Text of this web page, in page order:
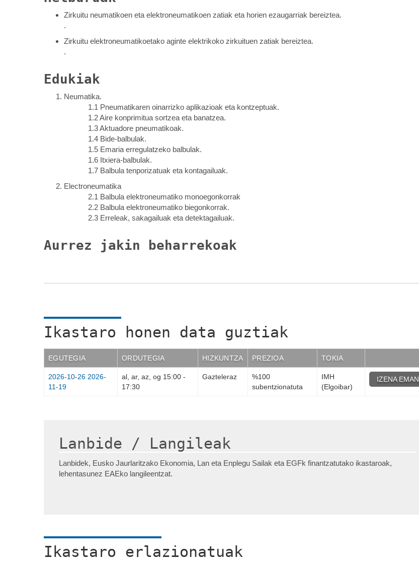
Zirkuitu neumatikoen eta elektroneumatikoen zatiak eta horien ezaugarriak bereiztea.
.
Zirkuitu elektroneumatikoetako aginte elektrikoko zirkuituen zatiak bereiztea.
.
Edukiak
Neumatika.
1.1 Pneumatikaren oinarrizko aplikazioak eta kontzeptuak.
1.2 Aire konprimitua sortzea eta banatzea.
1.3 Aktuadore pneumatikoak.
1.4 Bide-balbulak.
1.5 Emaria erregulatzeko balbulak.
1.6 Itxiera-balbulak.
1.7 Balbula tenporizatuak eta kontagailuak.
Electroneumatika
2.1 Balbula elektroneumatiko monoegonkorrak
2.2 Balbula elektroneumatiko biegonkorrak.
2.3 Erreleak, sakagailuak eta detektagailuak.
Aurrez jakin beharrekoak
Ikastaro honen data guztiak
EGUTEGIA ORDUTEGIA HIZKUNTZA PREZIOA TOKIA
2026-10-26 2026-
11-19
al, ar, az, og 15:00 -
17:30
Gazteleraz
%100
subentzionatuta
IMH
(Elgoibar)
IZENA EMAN
Lanbide / Langileak
Lanbidek, Eusko Jaurlaritzako Ekonomia, Lan eta Enplegu Sailak eta EGFk finantzatutako ikastaroak,
lehentasunez EAEko langileentzat.
Ikastaro erlazionatuak